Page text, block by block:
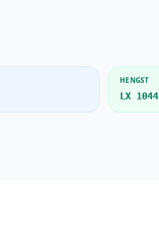
HENGST
LX 1044